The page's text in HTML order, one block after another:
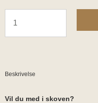
Beskrivelse
Vil du med i skoven?